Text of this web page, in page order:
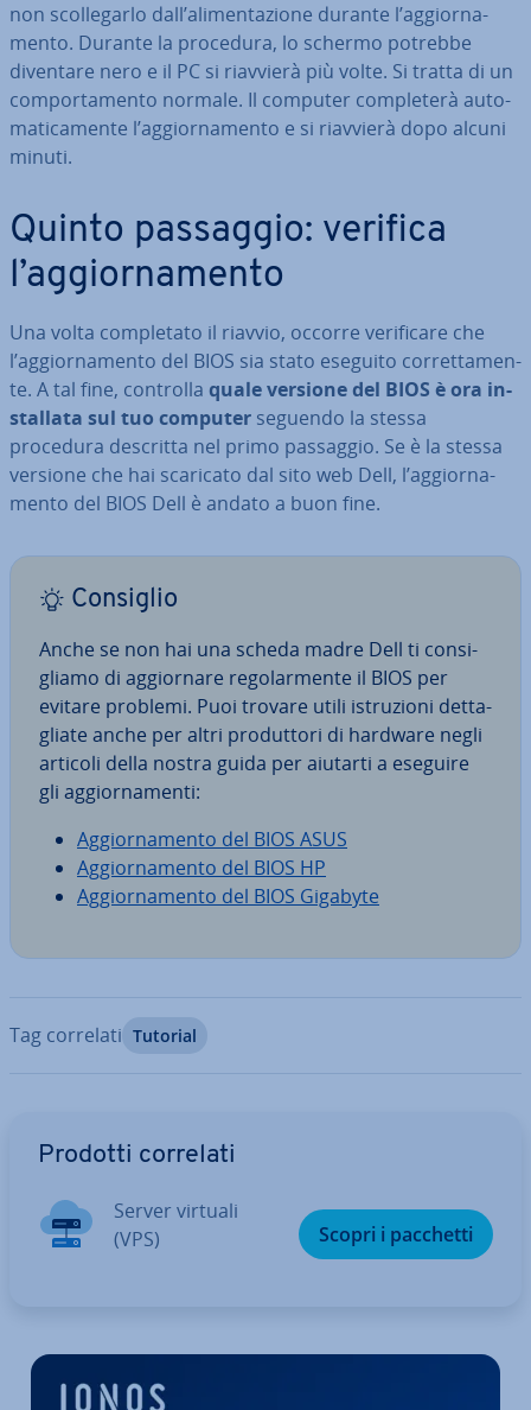
non scol­le­gar­lo dall’ali­men­ta­zio­ne durante l’ag­gior­na­
men­to. Durante la procedura, lo schermo potrebbe
diventare nero e il PC si riavvierà più volte. Si tratta di un
com­por­ta­men­to normale. Il computer com­ple­te­rà au­to­
ma­ti­ca­men­te l’ag­gior­na­men­to e si riavvierà dopo alcuni
minuti.
Quinto passaggio: verifica
l’ag­gior­na­men­to
Una volta com­ple­ta­to il riavvio, occorre ve­ri­fi­ca­re che
l’ag­gior­na­men­to del BIOS sia stato eseguito cor­ret­ta­men­
te. A tal fine, controlla quale versione del BIOS è ora in­
stal­la­ta sul tuo computer seguendo la stessa
procedura descritta nel primo passaggio. Se è la stessa
versione che hai scaricato dal sito web Dell, l’ag­gior­na­
men­to del BIOS Dell è andato a buon fine.
Consiglio
Anche se non hai una scheda madre Dell ti con­si­
glia­mo di ag­gior­na­re re­go­lar­men­te il BIOS per
evitare problemi. Puoi trovare utili istru­zio­ni det­ta­
glia­te anche per altri pro­dut­to­ri di hardware negli
articoli della nostra guida per aiutarti a eseguire
gli ag­gior­na­men­ti:
Ag­gior­na­men­to del BIOS ASUS
Ag­gior­na­men­to del BIOS HP
Ag­gior­na­men­to del BIOS Gigabyte
Tag correlati Tutorial
Prodotti correlati
Server virtuali
(VPS)
Scopri i pacchetti